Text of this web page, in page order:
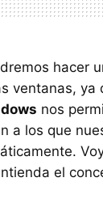
hacer
ventanas, ya
nos
a los que
el